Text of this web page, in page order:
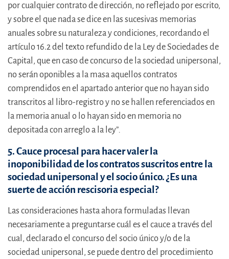
por cualquier contrato de dirección, no reflejado por escrito,
y sobre el que nada se dice en las sucesivas memorias
anuales sobre su naturaleza y condiciones, recordando el
artículo 16.2 del texto refundido de la Ley de Sociedades de
Capital, que en caso de concurso de la sociedad unipersonal,
no serán oponibles a la masa aquellos contratos
comprendidos en el apartado anterior que no hayan sido
transcritos al libro-registro y no se hallen referenciados en
la memoria anual o lo hayan sido en memoria no
depositada con arreglo a la ley”.
5. Cauce procesal para hacer valer la
inoponibilidad de los contratos suscritos entre la
sociedad unipersonal y el socio único. ¿Es una
suerte de acción rescisoria especial?
Las consideraciones hasta ahora formuladas llevan
necesariamente a preguntarse cuál es el cauce a través del
cual, declarado el concurso del socio único y/o de la
sociedad unipersonal, se puede dentro del procedimiento